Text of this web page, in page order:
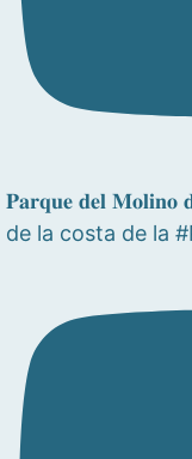
𝐏𝐚𝐫𝐪𝐮𝐞 𝐝𝐞𝐥
de la costa de la